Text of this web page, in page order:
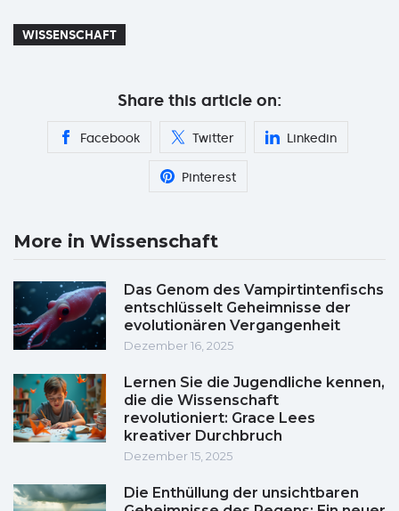
WISSENSCHAFT
Share this article on:
Facebook Twitter Linkedin
Pinterest
More in Wissenschaft
Das Genom des Vampirtintenfischs
entschlüsselt Geheimnisse der
evolutionären Vergangenheit
Dezember 16, 2025
Lernen Sie die Jugendliche kennen,
die die Wissenschaft
revolutioniert: Grace Lees
kreativer Durchbruch
Dezember 15, 2025
Die Enthüllung der unsichtbaren